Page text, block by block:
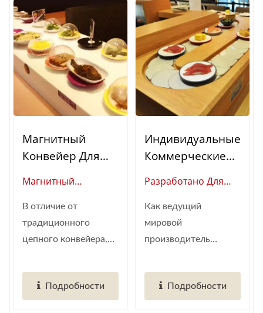
Магнитный
Конвейер Для
Магнитный
Поставщик
Автоматизации
В отличие от
традиционного
цепного конвейера,
Подробности
Индивидуальные
Коммерческие
Конвейеров:
Автоматизирова
Нные Решения
Для Доставки
Разработано Для
Питания: Проверенные
Практике
Автоматизированные
Как ведущий
мировой
производитель
Подробности